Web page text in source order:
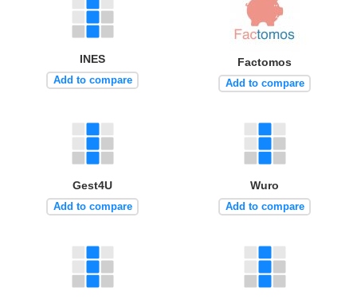
INES
Add to compare
Factomos
Add to compare
Gest4U
Add to compare
Wuro
Add to compare